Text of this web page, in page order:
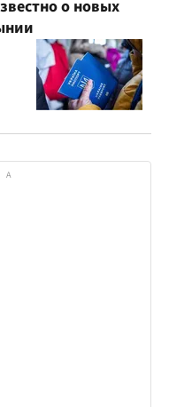
о новых